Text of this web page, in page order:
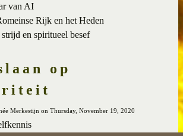
van AI
Rijk en het Heden
strijd en spiritueel besef
op
Merkestijn on Thursday, November 19, 2020